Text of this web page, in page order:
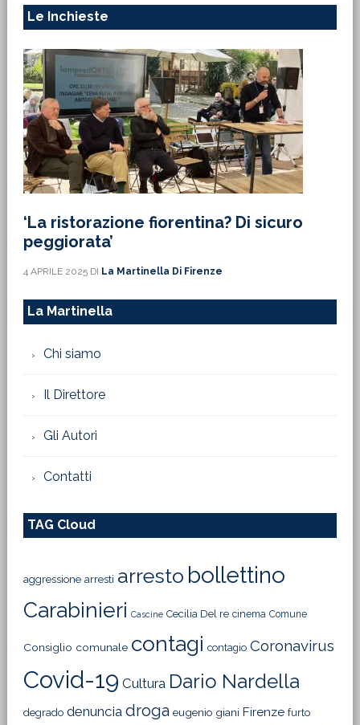
Le Inchieste
‘La ristorazione fiorentina? Di sicuro
peggiorata’
4 APRILE 2025DI La Martinella Di Firenze
La Martinella
Chi siamo
Il Direttore
Gli Autori
Contatti
TAG Cloud
aggressione arresti arresto bollettino
Carabinieri Cascine Cecilia Del re cinema Comune
Consiglio comunale contagi contagio Coronavirus
Covid-19 Cultura Dario Nardella
degrado denuncia droga eugenio giani Firenze furto